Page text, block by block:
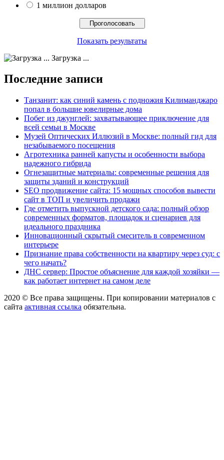
1 миллион долларов
Показать результаты
Загрузка ...
Последние записи
Танзанит: как синий камень с подножия Килиманджаро
попал в большие ювелирные дома
Побег из джунглей: захватывающее приключение для
всей семьи в Москве
Музей Оптических Иллюзий в Москве: полный гид для
незабываемого посещения
Агротехника ранней капусты и особенности выбора
надежного гибрида
Огнезащитные материалы: современные решения для
защиты зданий и конструкций
SEO продвижение сайта: 15 мощных способов вывести
сайт в ТОП и увеличить продажи
Где отметить выпускной детского сада: полный обзор
современных форматов, площадок и сценариев для
идеального праздника
Инновационный скрытый смеситель в современном
интерьере
Признание права собственности на квартиру через суд: с
чего начать?
ДНС сервер: Простое объяснение для каждой хозяйки —
как работает интернет на самом деле
2020 © Все права защищены. При копировании материалов с
сайта активная ссылка обязательна.